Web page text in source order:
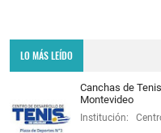
LO MÁS LEÍDO
Canchas de
Montevideo
Institución: